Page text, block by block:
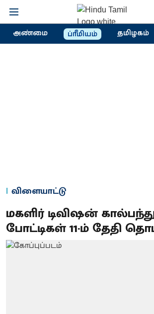
அண்மை ப்ரீமியம் தமிழகம்
விளையாட்டு
மகளிர் டிவிஷன்
போட்டிகள் 11-ம் தேதி